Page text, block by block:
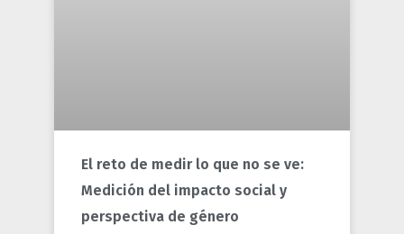
El reto de medir lo que no se ve:
Medición del impacto social y
perspectiva de género